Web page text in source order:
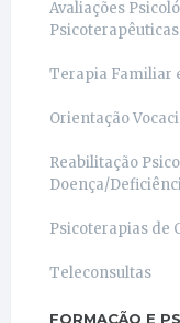
Avaliações
Psicoterapêuticas
Terapia Familiar
Orientação
Reabilitação
Doença/
Psicoterapias de
Teleconsultas
FORMAÇÃO E